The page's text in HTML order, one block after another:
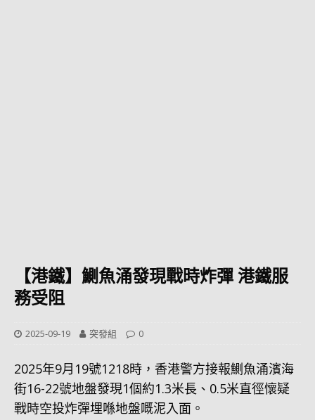
【港鐵】鰂魚涌發現戰時炸彈 港鐵服
務受阻
2025-09-19 突發組 0
2025年9月19號1218時，香港警方接報鰂魚涌濱海
街16-22號地盤發現1個約1.3米長、0.5米直徑懷疑
戰時空投炸彈埋喺地盤嘅泥入面。